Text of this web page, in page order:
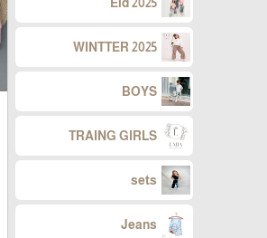
WINTTER 2025
BOYS
TRAING GIRLS
sets
Jeans